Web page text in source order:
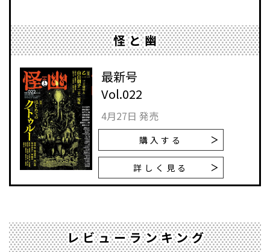
怪と幽
最新号
Vol.022
4月27日 発売
購入する
詳しく見る
レビューランキング